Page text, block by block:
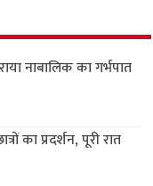
नाबालिक का गर्भपात
का प्रदर्शन, पूरी रात